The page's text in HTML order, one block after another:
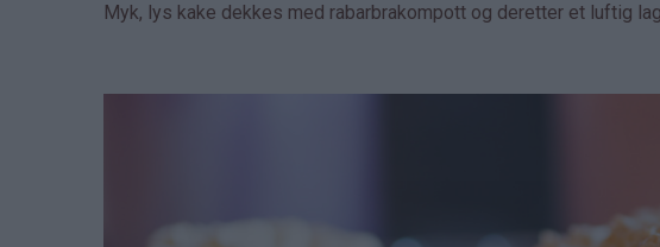
Myk, lys kake dekkes med rabarbrakompott og deretter et luftig